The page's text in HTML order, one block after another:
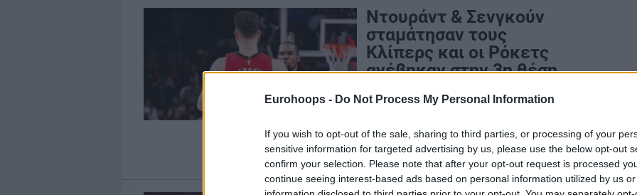
Eurohoops - Do Not Process My Personal Information
If you wish to opt-out of the sale, sharing to third parties, or processing of your
sensitive information for targeted advertising by us, please use the below opt-out
confirm your selection. Please note that after your opt-out request is processed
continue seeing interest-based ads based on personal information utilized by us
Ντουράντ & Σενγκούν
σταμάτησαν τους
Κλίπερς και οι Ρόκετς
ανέβηκαν στην 3η θέση
11/FEB/26 07:37
Σενγκούν έκαναν τη διαφορά και οι
Ρόκετς σταμάτησαν τους Κλίπερς με
102-95 στο...